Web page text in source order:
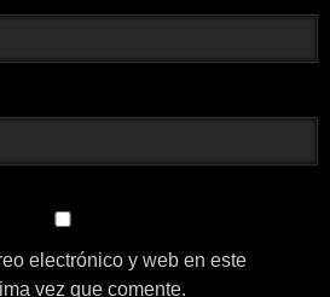
electrónico y web en este
vez que comente.